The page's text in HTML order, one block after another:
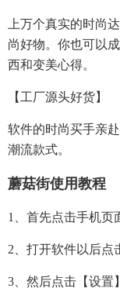
上万个真实的时尚
尚好物。你也可以
西和变美心得。
【工厂源头好货】
软件的时尚买手亲
潮流款式。
蘑菇街使用教程
1、首先点击手机页
2、打开软件以后点
3、然后点击【设置